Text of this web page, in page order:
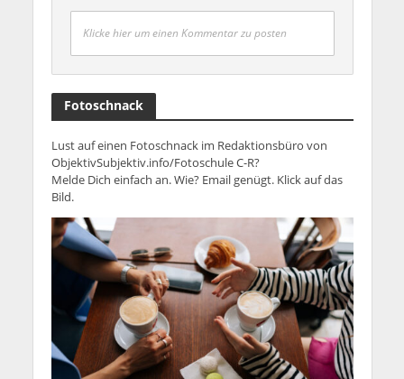
Klicke hier um einen Kommentar zu posten
Fotoschnack
Lust auf einen Fotoschnack im Redaktionsbüro von
ObjektivSubjektiv.info/Fotoschule C-R?
Melde Dich einfach an. Wie? Email genügt. Klick auf das
Bild.